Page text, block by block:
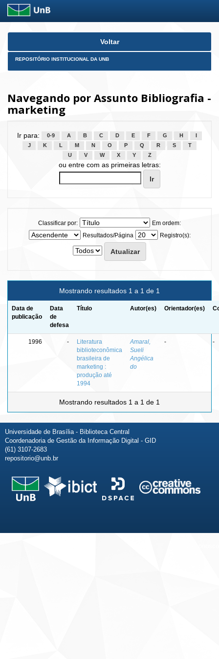
Skip
Voltar
REPOSITÓRIO INSTITUCIONAL DA UNB
Navegando por Assunto Bibliografia -
marketing
Ir para: 0-9 A B C D E F G H
J
K L M N O P Q R S
T
U
V W X Y Z
ou entre com as primeiras letras:
Classificar por:
Em ordem:
Resultados/Página
Registro(s):
Mostrando resultados 1 a 1 de 1
Data de
publicação
Data
de
defesa
Título Autor(es) Orientador(es)
1996 -
Literatura
biblioteconômica
brasileira de
marketing :
produção até
1994
Amaral,
Sueli
Angélica
do
- -
Mostrando resultados 1 a 1 de 1
Universidade de Brasília - Biblioteca Central
Coordenadoria de Gestão da Informação Digital - GID
(61) 3107-2683
repositorio@unb.br